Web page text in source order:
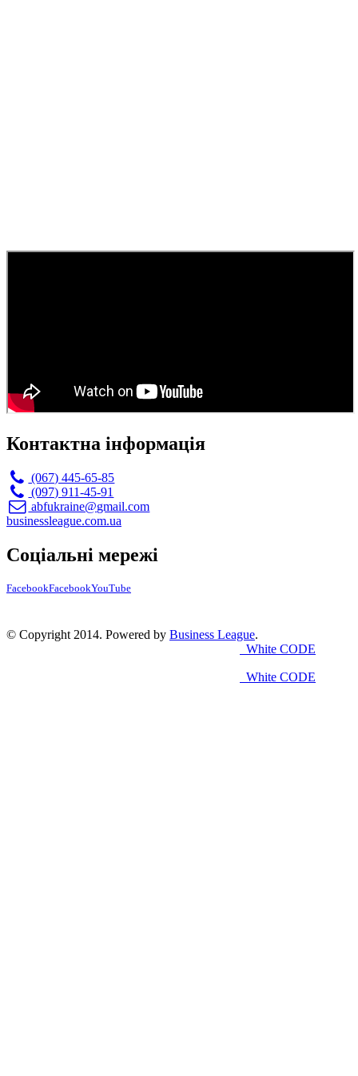
Контактна інформація
(067) 445-65-85
(097) 911-45-91
abfukraine@gmail.com
businessleague.com.ua
Соціальні мережі
FacebookFacebookYouTube
© Copyright 2014. Powered by Business League.
White CODE
White CODE